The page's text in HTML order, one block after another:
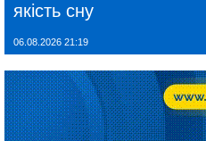
якість сну
06.08.2026 21:19